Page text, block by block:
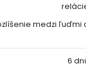
medzi ľuďmi
6